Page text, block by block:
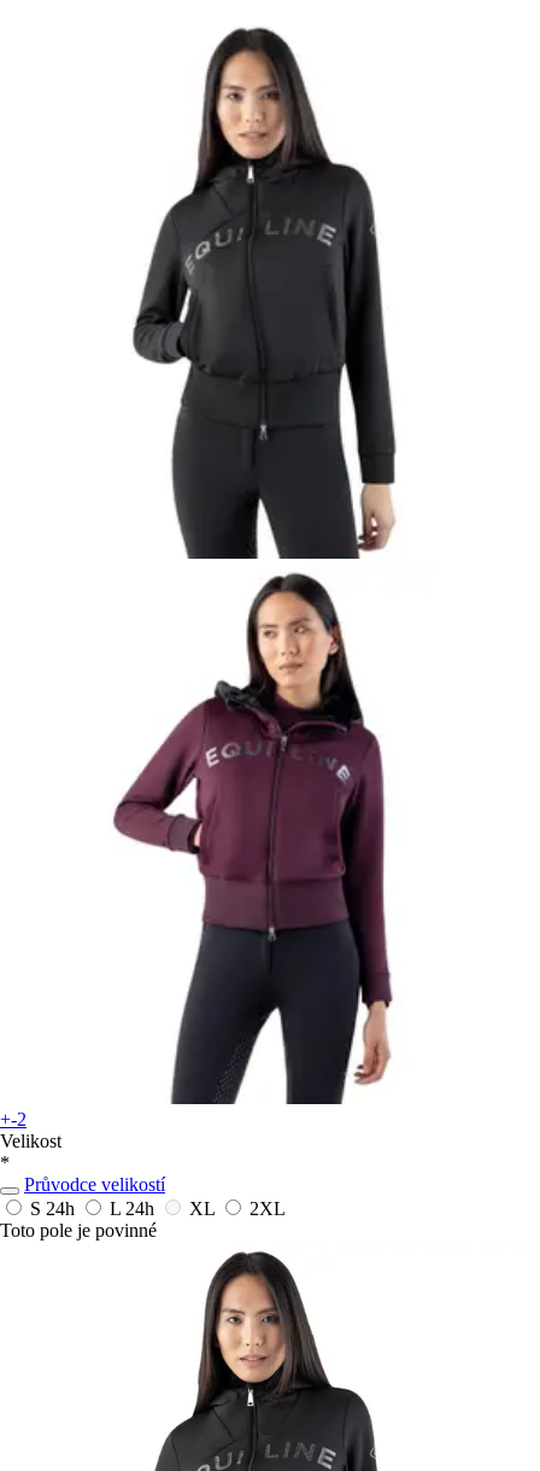
+-2
Velikost
*
Průvodce velikostí
S 24h L 24h XL
2XL
Toto pole je povinné